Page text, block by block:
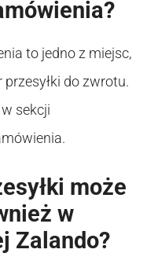
to jedno z miejsc,
do zwrotu.
sekcji
może
w
Zalando?